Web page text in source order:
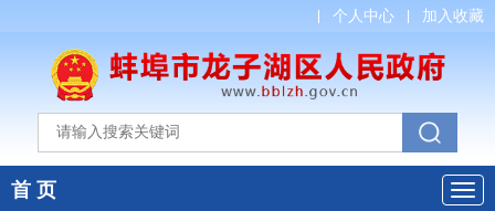
个人中心 加入收藏
首 页